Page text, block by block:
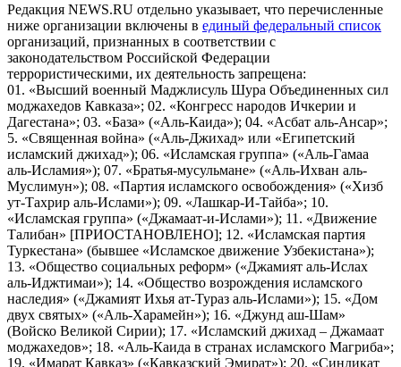
Редакция NEWS.RU отдельно указывает, что перечисленные
ниже организации включены в единый федеральный список
организаций, признанных в соответствии с
законодательством Российской Федерации
террористическими, их деятельность запрещена:
01. «Высший военный Маджлисуль Шура Объединенных сил
моджахедов Кавказа»; 02. «Конгресс народов Ичкерии и
Дагестана»; 03. «База» («Аль-Каида»); 04. «Асбат аль-Ансар»;
5. «Священная война» («Аль-Джихад» или «Египетский
исламский джихад»); 06. «Исламская группа» («Аль-Гамаа
аль-Исламия»); 07. «Братья-мусульмане» («Аль-Ихван аль-
Муслимун»); 08. «Партия исламского освобождения» («Хизб
ут-Тахрир аль-Ислами»); 09. «Лашкар-И-Тайба»; 10.
«Исламская группа» («Джамаат-и-Ислами»); 11. «Движение
Талибан» [ПРИОСТАНОВЛЕНО]; 12. «Исламская партия
Туркестана» (бывшее «Исламское движение Узбекистана»);
13. «Общество социальных реформ» («Джамият аль-Ислах
аль-Иджтимаи»); 14. «Общество возрождения исламского
наследия» («Джамият Ихья ат-Тураз аль-Ислами»); 15. «Дом
двух святых» («Аль-Харамейн»); 16. «Джунд аш-Шам»
(Войско Великой Сирии); 17. «Исламский джихад – Джамаат
моджахедов»; 18. «Аль-Каида в странах исламского Магриба»;
19. «Имарат Кавказ» («Кавказский Эмират»); 20. «Синдикат